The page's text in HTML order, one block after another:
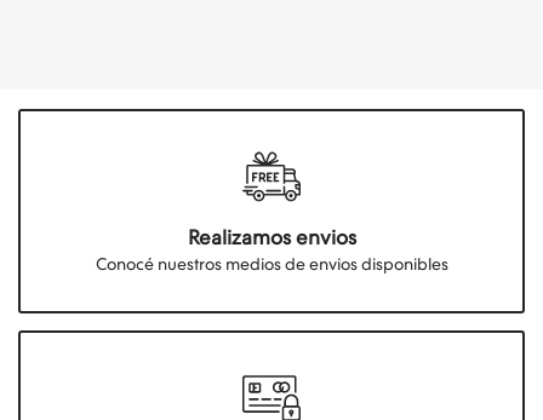
Realizamos envios
Conocé nuestros medios de envios disponibles